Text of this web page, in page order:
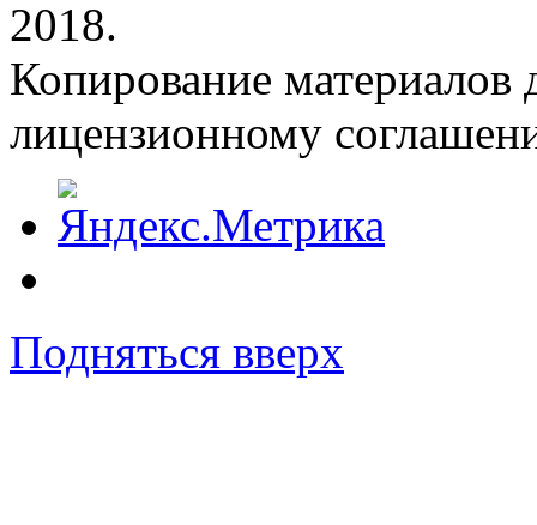
2018.
Копирование материалов
лицензионному
Подняться вверх